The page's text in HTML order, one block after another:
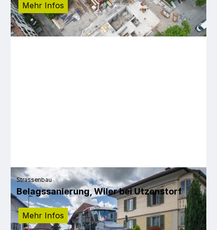
Mehr Infos
Strassenbau
Belagssanierung, Wiler bei Utzenstorf
Mehr Infos